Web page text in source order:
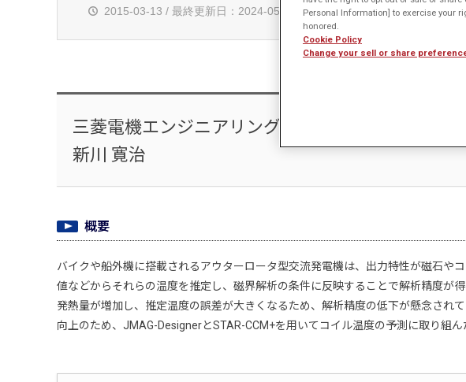
2015-03-13 / 最終更新日：2024-05-01 発表年: 2014年
三菱電機エンジニアリング株式会社 伊丹事業
新川 寛治
概要
バイクや船外機に搭載されるアウターロータ型交流発電機は、出力特性が磁石や
値などからそれらの温度を推定し、磁界解析の条件に反映することで解析精度が
発熱量が増加し、推定温度の誤差が大きくなるため、解析精度の低下が懸念され
向上のため、JMAG-DesignerとSTAR-CCM+を用いてコイル温度の予測に取り組ん
Personal Information] to exercise your
honored.
Cookie Policy
Change your sell or share